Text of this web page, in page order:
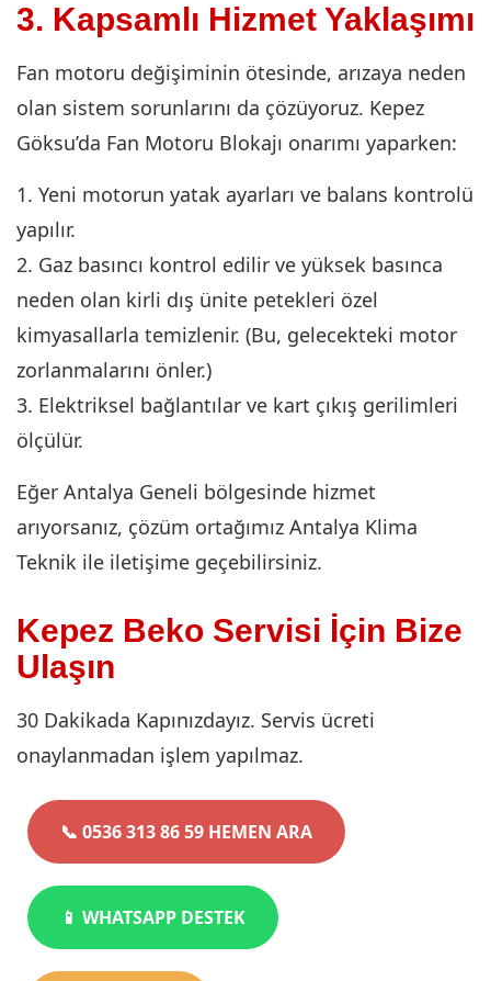
3. Kapsamlı Hizmet Yaklaşımı
Fan motoru değişiminin ötesinde, arızaya neden
olan sistem sorunlarını da çözüyoruz. Kepez
Göksu’da Fan Motoru Blokajı onarımı yaparken:
1. Yeni motorun yatak ayarları ve balans kontrolü
yapılır.
2. Gaz basıncı kontrol edilir ve yüksek basınca
neden olan kirli dış ünite petekleri özel
kimyasallarla temizlenir. (Bu, gelecekteki motor
zorlanmalarını önler.)
3. Elektriksel bağlantılar ve kart çıkış gerilimleri
ölçülür.
Eğer Antalya Geneli bölgesinde hizmet
arıyorsanız, çözüm ortağımız Antalya Klima
Teknik ile iletişime geçebilirsiniz.
Kepez Beko Servisi İçin Bize
Ulaşın
30 Dakikada Kapınızdayız. Servis ücreti
onaylanmadan işlem yapılmaz.
📞 0536 313 86 59 HEMEN ARA
📱 WHATSAPP DESTEK